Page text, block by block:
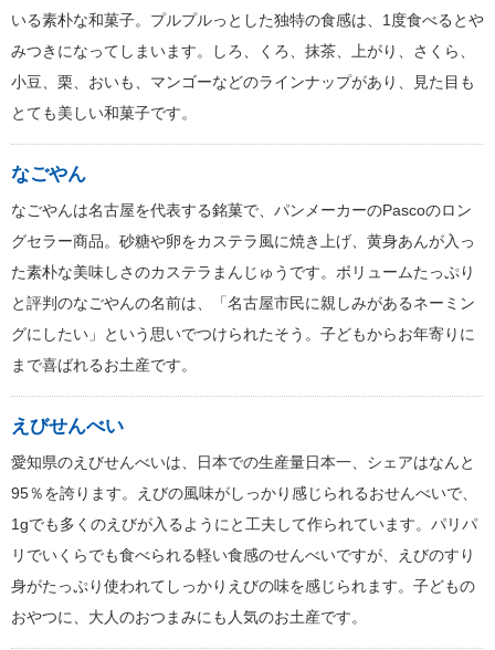
いる素朴な和菓子。プルプルっとした独特の食感は、1度食べるとや
みつきになってしまいます。しろ、くろ、抹茶、上がり、さくら、
小豆、栗、おいも、マンゴーなどのラインナップがあり、見た目も
とても美しい和菓子です。
なごやん
なごやんは名古屋を代表する銘菓で、パンメーカーのPascoのロン
グセラー商品。砂糖や卵をカステラ風に焼き上げ、黄身あんが入っ
た素朴な美味しさのカステラまんじゅうです。ボリュームたっぷり
と評判のなごやんの名前は、「名古屋市民に親しみがあるネーミン
グにしたい」という思いでつけられたそう。子どもからお年寄りに
まで喜ばれるお土産です。
えびせんべい
愛知県のえびせんべいは、日本での生産量日本一、シェアはなんと
95％を誇ります。えびの風味がしっかり感じられるおせんべいで、
1gでも多くのえびが入るようにと工夫して作られています。パリパ
リでいくらでも食べられる軽い食感のせんべいですが、えびのすり
身がたっぷり使われてしっかりえびの味を感じられます。子どもの
おやつに、大人のおつまみにも人気のお土産です。